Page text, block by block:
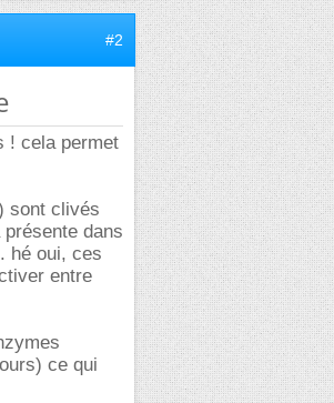
#2
! cela permet
sont clivés
dans
hé oui, ces
entre
ce qui